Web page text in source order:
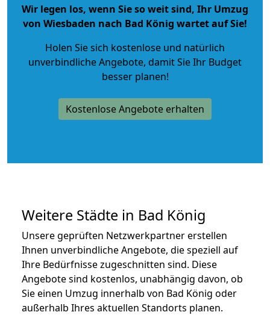
Wir legen los, wenn Sie so weit sind, Ihr Umzug
von Wiesbaden nach Bad König wartet auf Sie!
Holen Sie sich kostenlose und natürlich
unverbindliche Angebote, damit Sie Ihr Budget
besser planen!
Kostenlose Angebote erhalten
Weitere Städte in Bad König
Unsere geprüften Netzwerkpartner erstellen
Ihnen unverbindliche Angebote, die speziell auf
Ihre Bedürfnisse zugeschnitten sind. Diese
Angebote sind kostenlos, unabhängig davon, ob
Sie einen Umzug innerhalb von Bad König oder
außerhalb Ihres aktuellen Standorts planen.